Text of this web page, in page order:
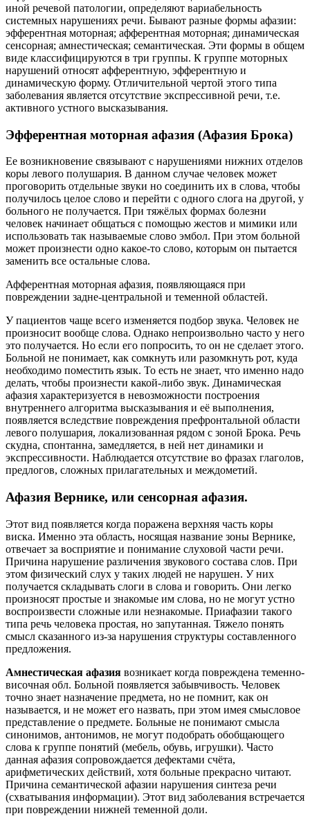
иной речевой патологии, определяют вариабельность
системных нарушениях речи. Бывают разные формы афазии:
эфферентная моторная; афферентная моторная; динамическая
сенсорная; амнестическая; семантическая. Эти формы в общем
виде классифицируются в три группы. К группе моторных
нарушений относят афферентную, эфферентную и
динамическую форму. Отличительной чертой этого типа
заболевания является отсутствие экспрессивной речи, т.е.
активного устного высказывания.
Эфферентная моторная афазия (Афазия Брока)
Ее возникновение связывают с нарушениями нижних отделов
коры левого полушария. В данном случае человек может
проговорить отдельные звуки но соединить их в слова, чтобы
получилось целое слово и перейти с одного слога на другой, у
больного не получается. При тяжёлых формах болезни
человек начинает общаться с помощью жестов и мимики или
использовать так называемые слово эмбол. При этом больной
может произнести одно какое-то слово, которым он пытается
заменить все остальные слова.
Афферентная моторная афазия, появляющаяся при
повреждении задне-центральной и теменной областей.
У пациентов чаще всего изменяется подбор звука. Человек не
произносит вообще слова. Однако непроизвольно часто у него
это получается. Но если его попросить, то он не сделает этого.
Больной не понимает, как сомкнуть или разомкнуть рот, куда
необходимо поместить язык. То есть не знает, что именно надо
делать, чтобы произнести какой-либо звук. Динамическая
афазия характеризуется в невозможности построения
внутреннего алгоритма высказывания и её выполнения,
появляется вследствие повреждения префронтальной области
левого полушария, локализованная рядом с зоной Брока. Речь
скудна, спонтанна, замедляется, в ней нет динамики и
экспрессивности. Наблюдается отсутствие во фразах глаголов,
предлогов, сложных прилагательных и междометий.
Афазия Вернике, или сенсорная афазия.
Этот вид появляется когда поражена верхняя часть коры
виска. Именно эта область, носящая название зоны Вернике,
отвечает за восприятие и понимание слуховой части речи.
Причина нарушение различения звукового состава слов. При
этом физический слух у таких людей не нарушен. У них
получается складывать слоги в слова и говорить. Они легко
произносят простые и знакомые им слова, но не могут устно
воспроизвести сложные или незнакомые. Приафазии такого
типа речь человека простая, но запутанная. Тяжело понять
смысл сказанного из-за нарушения структуры составленного
предложения.
Амнестическая афазия возникает когда повреждена теменно-
височная обл. Больной появляется забывчивость. Человек
точно знает назначение предмета, но не помнит, как он
называется, и не может его назвать, при этом имея смысловое
представление о предмете. Больные не понимают смысла
синонимов, антонимов, не могут подобрать обобщающего
слова к группе понятий (мебель, обувь, игрушки). Часто
данная афазия сопровождается дефектами счёта,
арифметических действий, хотя больные прекрасно читают.
Причина семантической афазии нарушения синтеза речи
(схватывания информации). Этот вид заболевания встречается
при повреждении нижней теменной доли.